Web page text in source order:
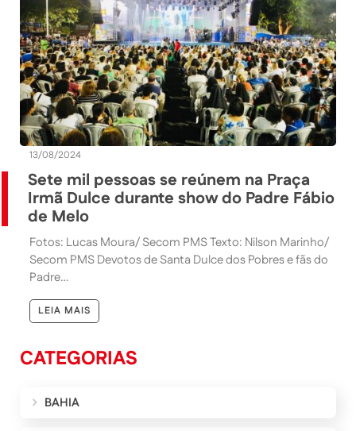
13/08/2024
Sete mil pessoas se reúnem na Praça
Irmã Dulce durante show do Padre Fábio
de Melo
Fotos: Lucas Moura/ Secom PMS Texto: Nilson Marinho/
Secom PMS Devotos de Santa Dulce dos Pobres e fãs do
Padre…
LEIA MAIS
CATEGORIAS
BAHIA